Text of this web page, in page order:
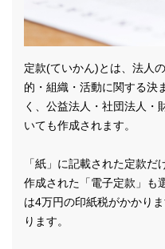
定款(ていかん)とは、法人
的・組織・活動に関する決
く、公益法人・社団法人・
いても作成されます。
「紙」に記載された定款
作成された「電子定款」も
は4万円の印紙税がかかり
ります。